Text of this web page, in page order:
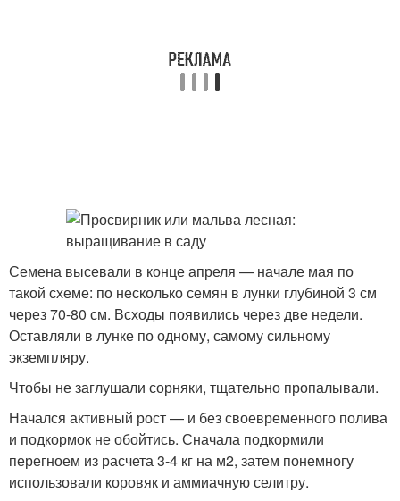
Семена высевали в конце апреля — начале мая по
такой схеме: по несколько семян в лунки глубиной 3 см
через 70-80 см. Всходы появились через две недели.
Оставляли в лунке по одному, самому сильному
экземпляру.
Чтобы не заглушали сорняки, тщательно пропалывали.
Начался активный рост — и без своевременного полива
и подкормок не обойтись. Сначала подкормили
перегноем из расчета 3-4 кг на м2, затем понемногу
использовали коровяк и аммиачную селитру.